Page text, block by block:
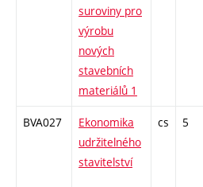
suroviny pro
výrobu
nových
stavebních
materiálů 1
BVA027
Ekonomika
udržitelného
stavitelství
cs 5